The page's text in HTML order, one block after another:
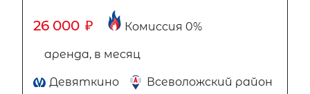
26 000 ₽ Комиссия 0%
аренда, в месяц
Девяткино Всеволожский район